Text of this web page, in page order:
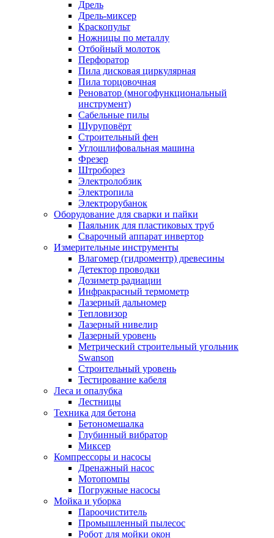
Дрель
Дрель-миксер
Краскопульт
Ножницы по металлу
Отбойный молоток
Перфоратор
Пила дисковая циркулярная
Пила торцовочная
Реноватор (многофункциональный
инструмент)
Сабельные пилы
Шуруповёрт
Строительный фен
Углошлифовальная машина
Фрезер
Штроборез
Электролобзик
Электропила
Электрорубанок
Оборудование для сварки и пайки
Паяльник для пластиковых труб
Сварочный аппарат инвертор
Измерительные инструменты
Влагомер (гидроментр) древесины
Детектор проводки
Дозиметр радиации
Инфракрасный термометр
Лазерный дальномер
Тепловизор
Лазерный нивелир
Лазерный уровень
Метрический строительный угольник
Swanson
Строительный уровень
Тестирование кабеля
Леса и опалубка
Лестницы
Техника для бетона
Бетономешалка
Глубинный вибратор
Миксер
Компрессоры и насосы
Дренажный насос
Мотопомпы
Погружные насосы
Мойка и уборка
Пароочиститель
Промышленный пылесос
Робот для мойки окон